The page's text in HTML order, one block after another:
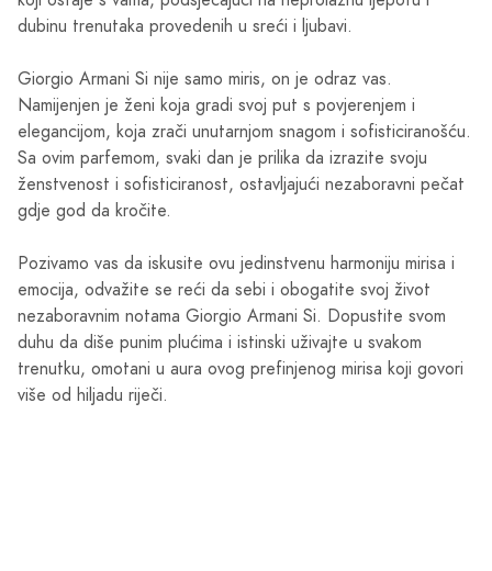
dubinu trenutaka provedenih u sreći i ljubavi.
Giorgio Armani Si nije samo miris, on je odraz vas.
Namijenjen je ženi koja gradi svoj put s povjerenjem i
elegancijom, koja zrači unutarnjom snagom i sofisticiranošću.
Sa ovim parfemom, svaki dan je prilika da izrazite svoju
ženstvenost i sofisticiranost, ostavljajući nezaboravni pečat
gdje god da kročite.
Pozivamo vas da iskusite ovu jedinstvenu harmoniju mirisa i
emocija, odvažite se reći da sebi i obogatite svoj život
nezaboravnim notama Giorgio Armani Si. Dopustite svom
duhu da diše punim plućima i istinski uživajte u svakom
trenutku, omotani u aura ovog prefinjenog mirisa koji govori
više od hiljadu riječi.